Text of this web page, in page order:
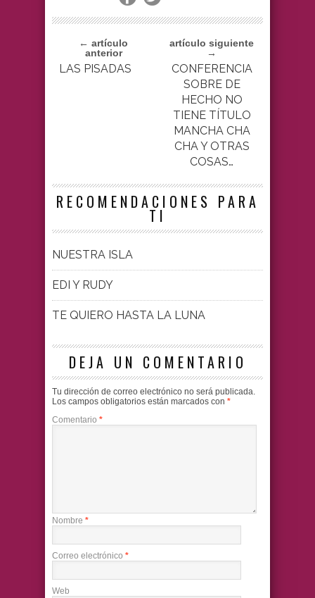
← artículo
anterior
LAS PISADAS
artículo siguiente
→
CONFERENCIA
SOBRE DE
HECHO NO
TIENE TÍTULO
MANCHA CHA
CHA Y OTRAS
COSAS…
RECOMENDACIONES PARA
TI
NUESTRA ISLA
EDI Y RUDY
TE QUIERO HASTA LA LUNA
DEJA UN COMENTARIO
Tu dirección de correo electrónico no será publicada.
Los campos obligatorios están marcados con *
Comentario *
Nombre *
Correo electrónico *
Web